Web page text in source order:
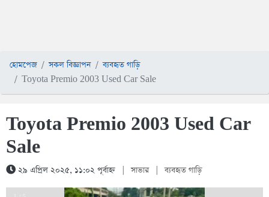
হোমপেজ সকল বিজ্ঞাপন
ব্যবহৃত গাড়ি
Toyota Premio 2003 Used Car Sale
Toyota Premio 2003 Used Car
Sale
২৯ এপ্রিল ২০২৫, ১১:০২ পূর্বাহ্ন সাভার ব্যবহৃত গাড়ি